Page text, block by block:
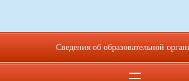
10.09 в поход в лес ходили 2-4 классы
Сведения об образовательной